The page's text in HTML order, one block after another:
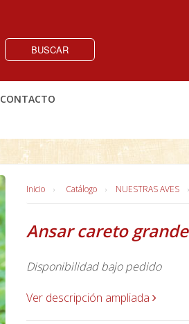
BUSCAR
CONTACTO
Inicio Catálogo NUESTRAS AVES
Ansar careto grande
Disponibilidad bajo pedido
Ver descripción ampliada